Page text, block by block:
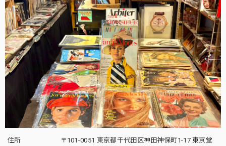
住所
〒101-0051 東京都千代田区神田神保町1-17 東京堂